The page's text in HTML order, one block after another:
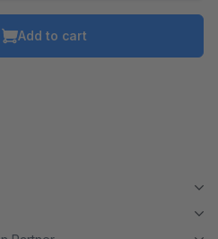
Add to cart